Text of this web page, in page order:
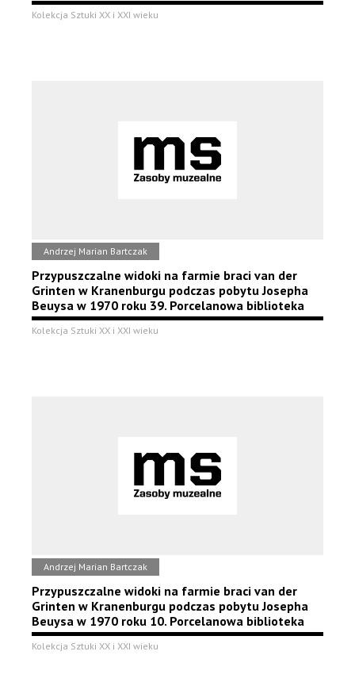
Kolekcja Sztuki XX i XXI wieku
Andrzej Marian Bartczak
Przypuszczalne widoki na farmie braci van der
Grinten w Kranenburgu podczas pobytu Josepha
Beuysa w 1970 roku 39. Porcelanowa biblioteka
Kolekcja Sztuki XX i XXI wieku
Andrzej Marian Bartczak
Przypuszczalne widoki na farmie braci van der
Grinten w Kranenburgu podczas pobytu Josepha
Beuysa w 1970 roku 10. Porcelanowa biblioteka
Kolekcja Sztuki XX i XXI wieku